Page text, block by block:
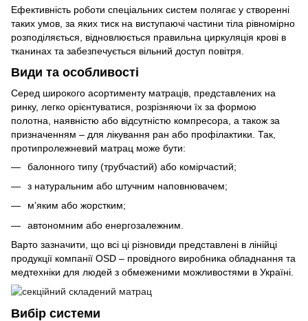
Ефективність роботи спеціальних систем полягає у створенні
таких умов, за яких тиск на виступаючі частини тіла рівномірно
розподіляється, відновлюється правильна циркуляція крові в
тканинах та забезпечується вільний доступ повітря.
Види та особливості
Серед широкого асортименту матраців, представлених на
ринку, легко орієнтуватися, розрізняючи їх за формою
полотна, наявністю або відсутністю компресора, а також за
призначенням – для лікування ран або профілактики. Так,
протипролежневий матрац може бути:
балонного типу (трубчастий) або комірчастий;
з натуральним або штучним наповнювачем;
м’яким або жорстким;
автономним або енергозалежним.
Варто зазначити, що всі ці різновиди представлені в лінійці
продукції компанії OSD – провідного виробника обладнання та
медтехніки для людей з обмеженими можливостями в Україні.
Вибір системи